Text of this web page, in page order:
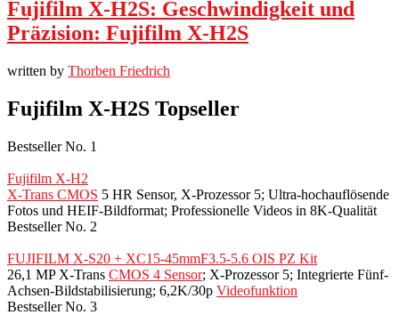
Fujifilm X-H2S: Geschwindigkeit und
Präzision: Fujifilm X-H2S
written by Thorben Friedrich
Fujifilm X-H2S Topseller
Bestseller No. 1
Fujifilm X-H2
X-Trans CMOS 5 HR Sensor, X-Prozessor 5; Ultra-hochauflösende
Fotos und HEIF-Bildformat; Professionelle Videos in 8K-Qualität
Bestseller No. 2
FUJIFILM X-S20 + XC15-45mmF3.5-5.6 OIS PZ Kit
26,1 MP X-Trans CMOS 4 Sensor; X-Prozessor 5; Integrierte Fünf-
Achsen-Bildstabilisierung; 6,2K/30p Videofunktion
Bestseller No. 3